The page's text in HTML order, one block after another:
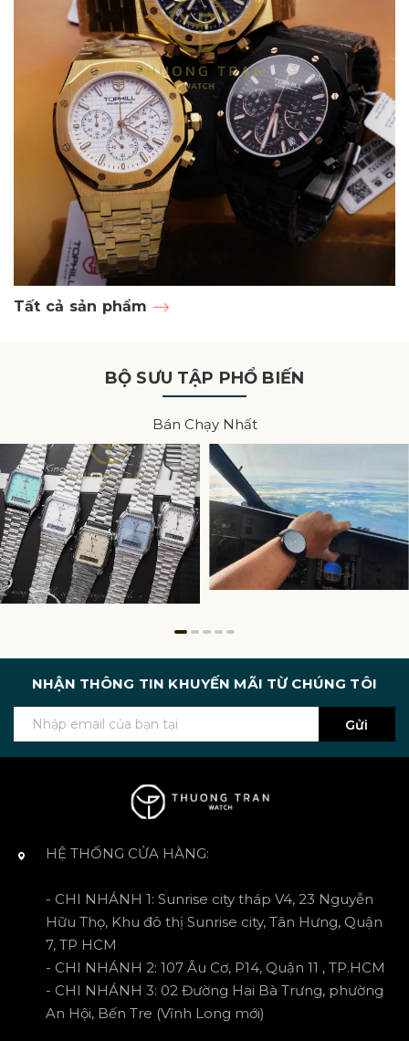
Tất cả sản phẩm
BỘ SƯU TẬP PHỔ BIẾN
Bán Chạy Nhất
NHẬN THÔNG TIN KHUYẾN MÃI TỪ CHÚNG TÔI
Gửi
HỆ THỐNG CỬA HÀNG:
- CHI NHÁNH 1: Sunrise city tháp V4, 23 Nguyễn
Hữu Thọ, Khu đô thị Sunrise city, Tân Hưng, Quận
7, TP HCM
- CHI NHÁNH 2: 107 Âu Cơ, P14, Quận 11 , TP.HCM
- CHI NHÁNH 3: 02 Đường Hai Bà Trưng, phường
An Hội, Bến Tre (Vĩnh Long mới)